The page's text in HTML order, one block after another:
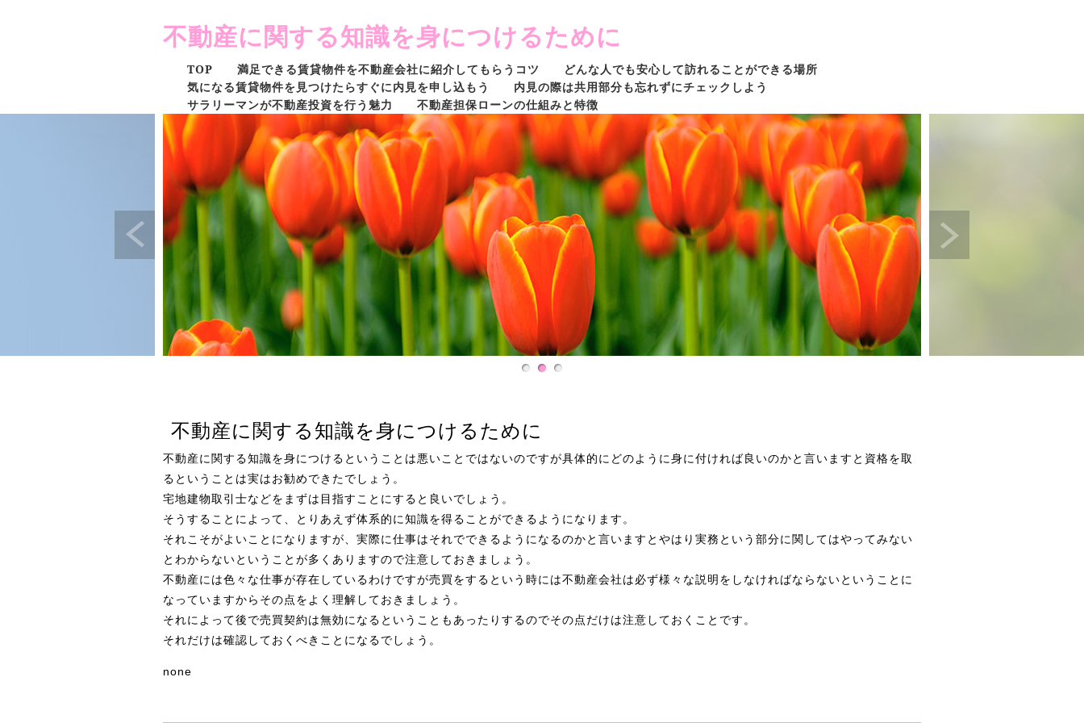
不動産に関する知識を身につけるために
TOP 満足できる賃貸物件を不動産会社に紹介してもらうコツ
どんな人でも安心して訪れることができる場所
気になる賃貸物件を見つけたらすぐに内見を申し込もう
内見の際は共用部分も忘れずにチェックしよう
サラリーマンが不動産投資を行う魅力
不動産担保ローンの仕組みと特徴
気になる物件を見つけたら不動産会社に問い合わせよう
不動産物件を保有するメリットとインフレ対策
なぜ相続対策にアパート投資がいいのか
不動産に関する知識を身につけるために
不動産に関する知識を身につけるということは悪いことではないのですが具体的にどのように身に付ければ良いのかと言いますと資格を取
るということは実はお勧めできたでしょう。
宅地建物取引士などをまずは目指すことにすると良いでしょう。
そうすることによって、とりあえず体系的に知識を得ることができるようになります。
それこそがよいことになりますが、実際に仕事はそれでできるようになるのかと言いますとやはり実務という部分に関してはやってみない
とわからないということが多くありますので注意しておきましょう。
不動産には色々な仕事が存在しているわけですが売買をするという時には不動産会社は必ず様々な説明をしなければならないということに
なっていますからその点をよく理解しておきましょう。
それによって後で売買契約は無効になるということもあったりするのでその点だけは注意しておくことです。
それだけは確認しておくべきことになるでしょう。
none